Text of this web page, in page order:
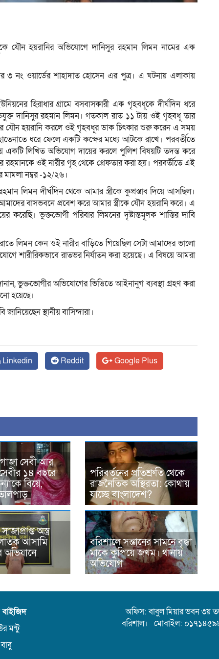
যৌন হয়রানির অভিযোগে দানিসুর রহমান লিমন নামের এক
৩ নং ওয়ার্ডের শাহাদাত হোসেন এর পুত্র। এ ঘটনায় এলাকায়
হিরাধার গ্রামে বসবাসকারী এক গৃহবধূকে দীর্ঘদিন ধরে
দানিসুর রহমান লিমন। গতকাল রাত ১১ টায় ওই গৃহবধূ তার
যৌন হয়রানি করলে ওই গৃহবধূর ডাক চিৎকার শুরু করেন এ সময়
ধরে ফেলে একটি কক্ষের মধ্যে আটকে রাখে। পরবর্তীতে
একটি লিখিত অভিযোগ দায়ের করলে পুলিশ বিষয়টি তদন্ত করে
রহমানকে ওই নারীর গৃহ থেকে গ্রেফতার করা হয়। পরবর্তীতে এই
মামলা নম্বর -১২/২৬।
লিমন দীর্ঘদিন থেকে আমার স্ত্রীকে কুপ্রস্তাব দিয়ে আসছিল।
বাসভবনে প্রবেশ করে আমার স্ত্রীকে যৌন হয়রানি করে। এ
করেছি। ভুক্তভোগী পরিবার লিমনের দৃষ্টান্তমূলক শাস্তির দাবি
লিমন কেন ওই নারীর বাড়িতে গিয়েছিল সেটা আমাদের ভালো
শারীরিকভাবে রাতভর নির্যাতন করা হয়েছে। এ বিষয়ে আমরা
ভুক্তভোগীর অভিযোগের ভিত্তিতে আইনানুগ ব্যবস্থা গ্রহণ করা
হয়েছে।
স্থানীয় বাসিন্দারা।
Linkedin Reddit Google Plus
সেবী আর
১৪ বছরে
বিয়ে,
পরিবর্তনের প্রতিশ্রুতি থেকে
রাজনৈতিক অস্থিরতা: কোথায়
যাচ্ছে বাংলাদেশ?
অস্ত্র
আসামি
অভিযানে
বরিশালে সন্তানের সামনে বৃদ্ধা
মাকে কুপিয়ে জখম। থানায়
অভিযোগ
মন্টু
অফিস: বাবুল মিয়ার ভবন ৩য়
বরিশাল। মোবাইল: